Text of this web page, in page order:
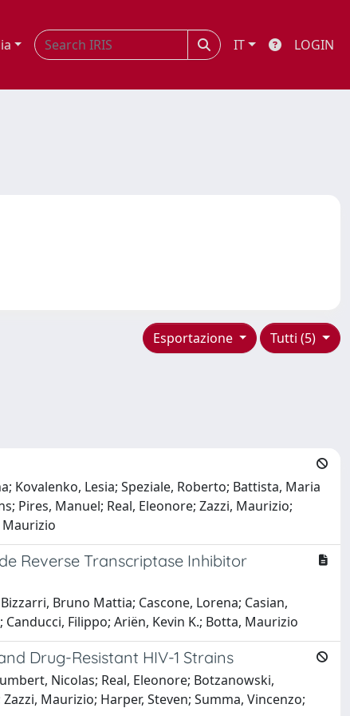
IT LOGIN
Tutti (5)
Esportazione
Kovalenko, Lesia; Speziale, Roberto; Battista, Maria
Pires, Manuel; Real, Eleonore; Zazzi, Maurizio;
Maurizio
Reverse Transcriptase Inhibitor
Bruno Mattia; Cascone, Lorena; Casian,
Filippo; Ariën, Kevin K.; Botta, Maurizio
Drug-Resistant HIV-1 Strains
Nicolas; Real, Eleonore; Botzanowski,
Maurizio; Harper, Steven; Summa, Vincenzo;